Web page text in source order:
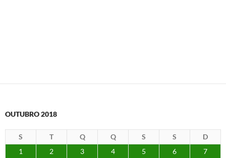
OUTUBRO 2018
S T Q Q S S
D
1
2 3 4 5 6 7